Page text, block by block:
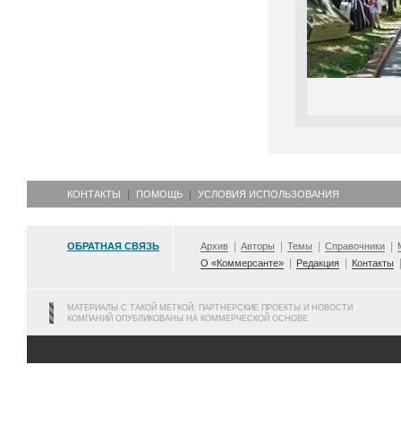
КОНТАКТЫ ПОМОЩЬ УСЛОВИЯ ИСПОЛЬЗОВАНИЯ
ОБРАТНАЯ СВЯЗЬ Архив Авторы Темы Справочники
О «Коммерсанте»
Редакция Контакты
МАТЕРИАЛЫ С ТАКОЙ МЕТКОЙ, ПАРТНЕРСКИЕ ПРОЕКТЫ И НОВОСТИ
КОМПАНИЙ ОПУБЛИКОВАНЫ НА КОММЕРЧЕСКОЙ ОСНОВЕ